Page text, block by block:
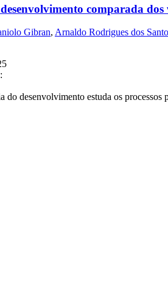
comparada dos
Gibran, Arnaldo Rodrigues dos
do desenvolvimento estuda os processos